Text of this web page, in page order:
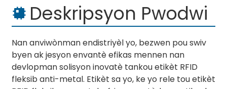
Deskripsyon Pwodwi
Nan anviwònman endistriyèl yo, bezwen pou swiv
byen ak jesyon envantè efikas mennen nan
devlopman solisyon inovatè tankou etikèt RFID
fleksib anti-metal. Etikèt sa yo, ke yo rele tou etikèt